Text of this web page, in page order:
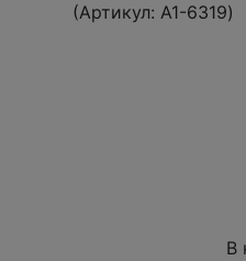
(Артикул: A1-6319)
В